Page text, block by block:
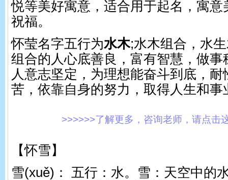
悦等美好寓意，适合用于起名，寓意
祝福。
怀莹名字五行为水木;水木组合，水
组合的人心底善良，富有智慧，做事
人意志坚定，为理想能奋斗到底，
苦，依靠自身的努力，取得人生和事
>>>>>>了解更多，咨询老师，请点击
【怀雪】
雪(xuě)： 五行：水。 雪：天空中的